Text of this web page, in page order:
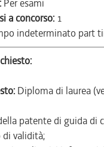
Per esami
a concorso: 1
indeterminato part
Diploma di laurea
patente di guida
di validità;